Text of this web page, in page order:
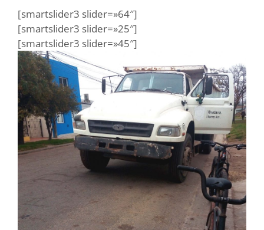
[smartslider3 slider=»64″]
[smartslider3 slider=»25″]
[smartslider3 slider=»45″]